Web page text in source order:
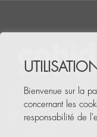
Pol. Ind. Las Capellanías,
C/ Alpargateros, 1
Bienvenue sur la
concernant les
responsabilité de